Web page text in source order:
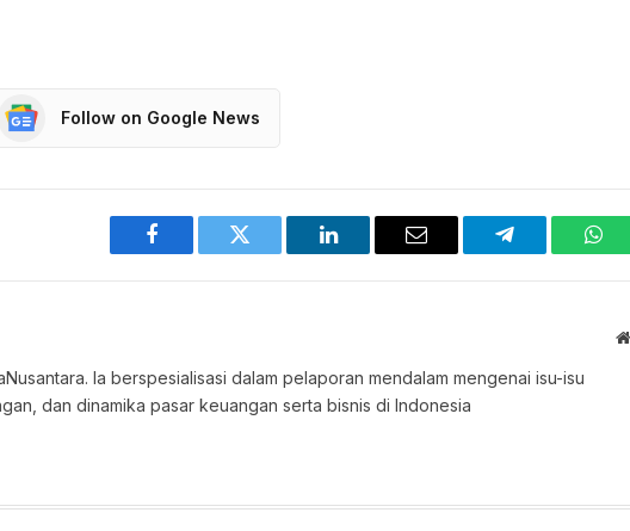
Follow on Google News
Facebook Twitter LinkedIn Email Telegram
Ia berspesialisasi dalam pelaporan mendalam mengenai isu-isu
dan dinamika pasar keuangan serta bisnis di Indonesia